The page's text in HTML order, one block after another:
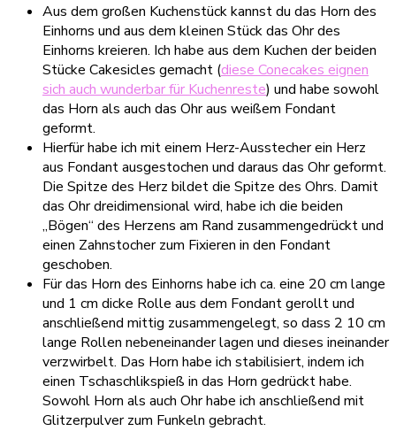
Aus dem großen Kuchenstück kannst du das Horn des
Einhorns und aus dem kleinen Stück das Ohr des
Einhorns kreieren. Ich habe aus dem Kuchen der beiden
Stücke Cakesicles gemacht (diese Conecakes eignen
sich auch wunderbar für Kuchenreste) und habe sowohl
das Horn als auch das Ohr aus weißem Fondant
geformt.
Hierfür habe ich mit einem Herz-Ausstecher ein Herz
aus Fondant ausgestochen und daraus das Ohr geformt.
Die Spitze des Herz bildet die Spitze des Ohrs. Damit
das Ohr dreidimensional wird, habe ich die beiden
„Bögen“ des Herzens am Rand zusammengedrückt und
einen Zahnstocher zum Fixieren in den Fondant
geschoben.
Für das Horn des Einhorns habe ich ca. eine 20 cm lange
und 1 cm dicke Rolle aus dem Fondant gerollt und
anschließend mittig zusammengelegt, so dass 2 10 cm
lange Rollen nebeneinander lagen und dieses ineinander
verzwirbelt. Das Horn habe ich stabilisiert, indem ich
einen Tschaschlikspieß in das Horn gedrückt habe.
Sowohl Horn als auch Ohr habe ich anschließend mit
Glitzerpulver zum Funkeln gebracht.